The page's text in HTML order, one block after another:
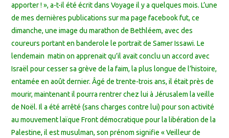
apporter ! », a-t-il été écrit dans Voyage il y a quelques mois. L’une
de mes dernières publications sur ma page facebook fut, ce
dimanche, une image du marathon de Bethléem, avec des
coureurs portant en banderole le portrait de Samer Issawi. Le
lendemain matin on apprenait qu’il avait conclu un accord avec
Israël pour cesser sa grève de la faim, la plus longue de l’histoire,
entamée en août dernier. Âgé de trente-trois ans, il était près de
mourir, maintenant il pourra rentrer chez lui à Jérusalem la veille
de Noël. Il a été arrêté (sans charges contre lui) pour son activité
au mouvement laïque Front démocratique pour la libération de la
Palestine, il est musulman, son prénom signifie « Veilleur de